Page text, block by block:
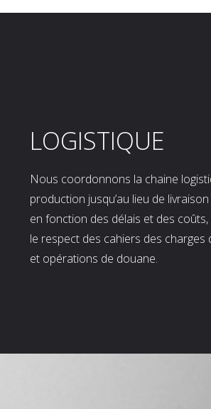
LOGISTIQUE
Nous coordonnons la chaine
production jusqu’au lieu de
en fonction des délais et des
le respect des cahiers des
et opérations de douane.